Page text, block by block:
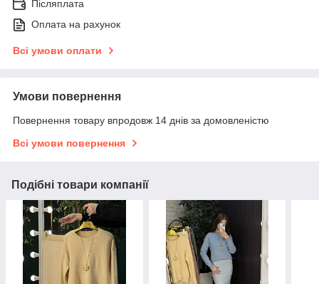
Післяплата
Оплата на рахунок
Всі умови оплати
Умови повернення
Повернення товару впродовж 14 днів за домовленістю
Всі умови повернення
Подібні товари компанії